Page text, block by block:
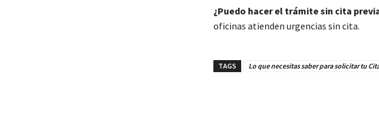
¿Puedo hacer el trámite sin cita
oficinas atienden urgencias sin cita.
TAGS Lo que necesitas saber para solicitar tu